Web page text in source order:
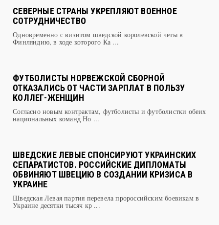
СЕВЕРНЫЕ СТРАНЫ УКРЕПЛЯЮТ ВОЕННОЕ
СОТРУДНИЧЕСТВО
Одновременно с визитом шведской королевской четы в
ФУТБОЛИСТЫ НОРВЕЖСКОЙ СБОРНОЙ
ОТКАЗАЛИСЬ ОТ ЧАСТИ ЗАРПЛАТ В ПОЛЬЗУ
КОЛЛЕГ-ЖЕНЩИН
Согласно новым контрактам, футболисты и футболистки обеих
ШВЕДСКИЕ ЛЕВЫЕ СПОНСИРУЮТ УКРАИНСКИХ
СЕПАРАТИСТОВ. РОССИЙСКИЕ ДИПЛОМАТЫ
ОБВИНЯЮТ ШВЕЦИЮ В СОЗДАНИИ КРИЗИСА В
УКРАИНЕ
Шведская Левая партия перевела пророссийским боевикам в